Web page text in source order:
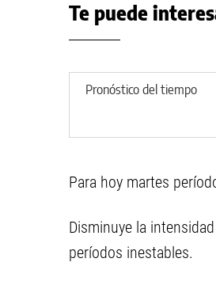
Te puede
Pronóstico del tiempo
Para hoy martes
Disminuye la
períodos inestables.